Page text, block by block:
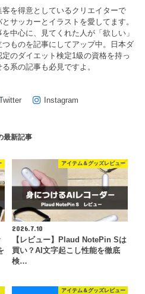
を得意としているクリエイターで
サッカーとイラストを愛してます。
中心に、見てくれた人が「欲しい」
つものを記事にしてアップ中。日本ダ
のダイエット検定1級の資格を持っ
系の記事も必見ですよ。
Instagram
最新記事
アイテム＆グッズレビュー
2026.7.10
【レビュー】Plaud NotePin Sは
買い？AI文字起こし性能を徹底
検…
アイテム＆グッズレビュー